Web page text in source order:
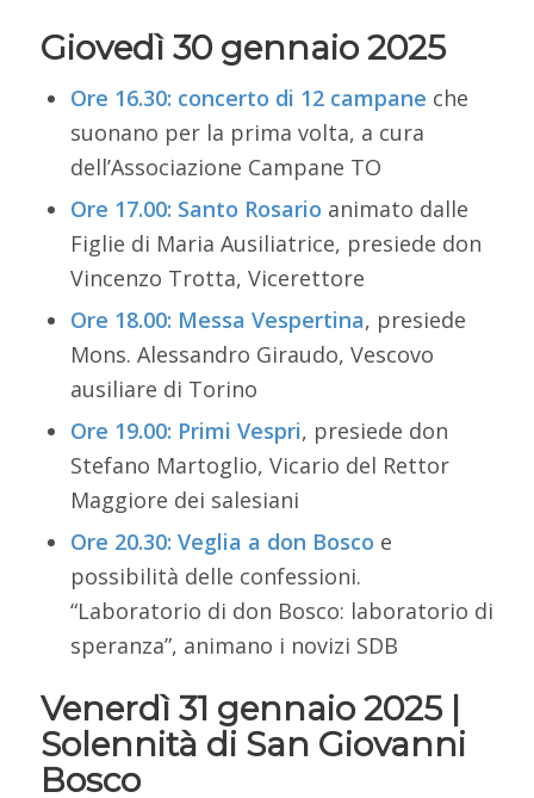
Giovedì 30 gennaio 2025
Ore 16.30: concerto di 12 campane che
suonano per la prima volta, a cura
dell’Associazione Campane TO
Ore 17.00: Santo Rosario animato dalle
Figlie di Maria Ausiliatrice, presiede don
Vincenzo Trotta, Vicerettore
Ore 18.00: Messa Vespertina, presiede
Mons. Alessandro Giraudo, Vescovo
ausiliare di Torino
Ore 19.00: Primi Vespri, presiede don
Stefano Martoglio, Vicario del Rettor
Maggiore dei salesiani
Ore 20.30: Veglia a don Bosco e
possibilità delle confessioni.
“Laboratorio di don Bosco: laboratorio di
speranza”, animano i novizi SDB
Venerdì 31 gennaio 2025 |
Solennità di San Giovanni
Bosco